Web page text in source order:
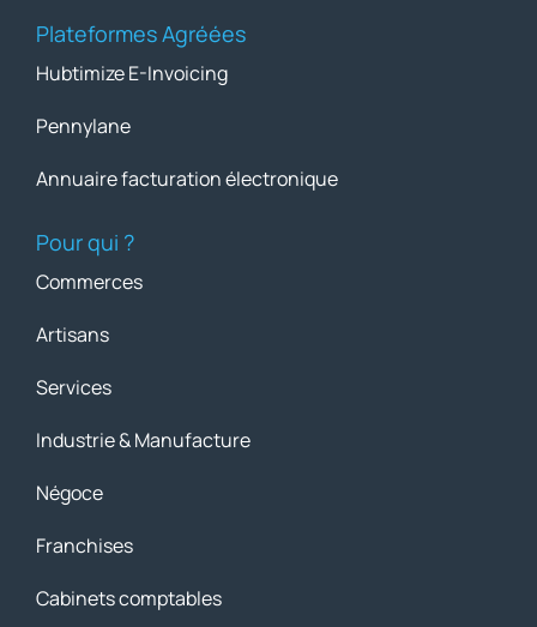
Plateformes Agréées
Hubtimize E-Invoicing
Pennylane
Annuaire facturation électronique
Pour qui ?
Commerces
Artisans
Services
Industrie & Manufacture
Négoce
Franchises
Cabinets comptables